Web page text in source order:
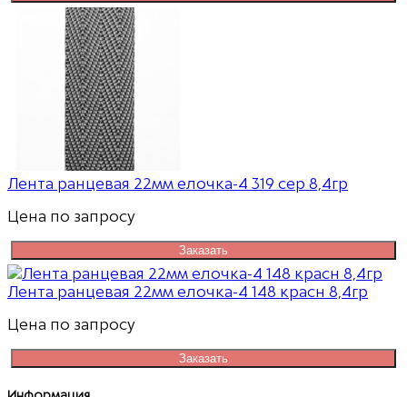
Лента ранцевая 22мм елочка-4 319 сер 8,4гр
Цена по запросу
Заказать
Лента ранцевая 22мм елочка-4 148 красн 8,4гр
Цена по запросу
Заказать